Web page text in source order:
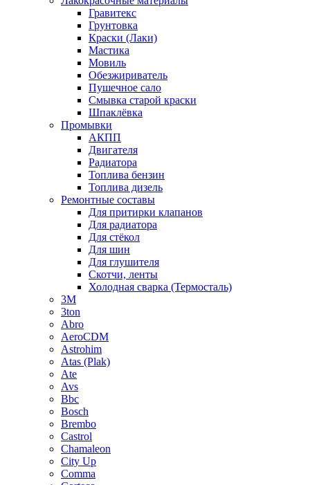
Гравитекс
Грунтовка
Краски (Лаки)
Мастика
Мовиль
Обезжириватель
Пушечное сало
Смывка старой краски
Шпаклёвка
Промывки
АКПП
Двигателя
Радиатора
Топлива бензин
Топлива дизель
Ремонтные составы
Для притирки клапанов
Для радиатора
Для стёкол
Для шин
Для глушителя
Скотчи, ленты
Холодная сварка (Термосталь)
3M
3ton
Abro
AeroCDM
Astrohim
Atas (Plak)
Ate
Avs
Bbc
Bosch
Brembo
Castrol
Chamaleon
City Up
Comma